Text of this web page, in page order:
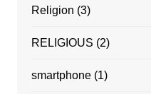
Religion (3)
RELIGIOUS (2)
smartphone(1)